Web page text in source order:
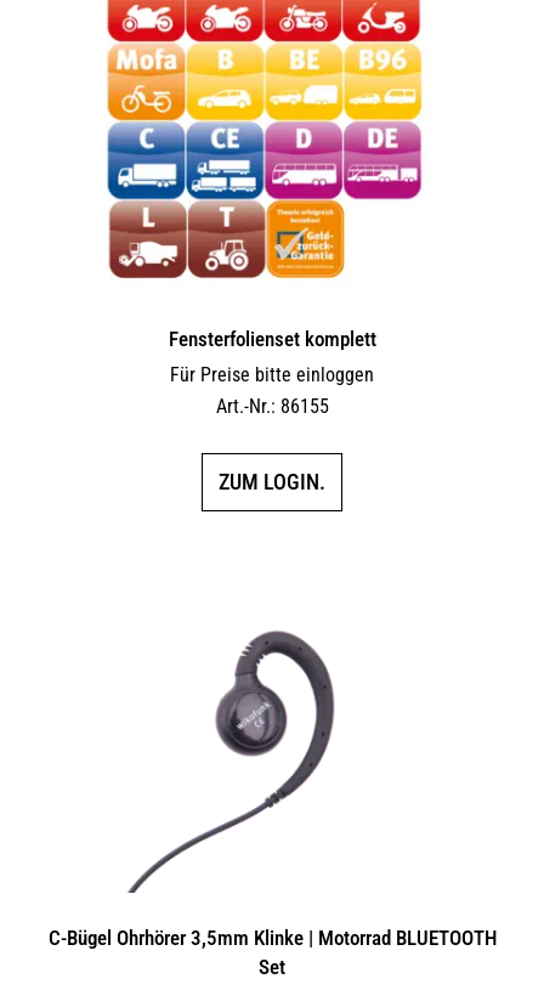
Fensterfolienset komplett
Für Preise bitte einloggen
Art.-Nr.: 86155
ZUM LOGIN.
C-Bügel Ohrhörer 3,5mm Klinke | Motorrad BLUETOOTH
Set